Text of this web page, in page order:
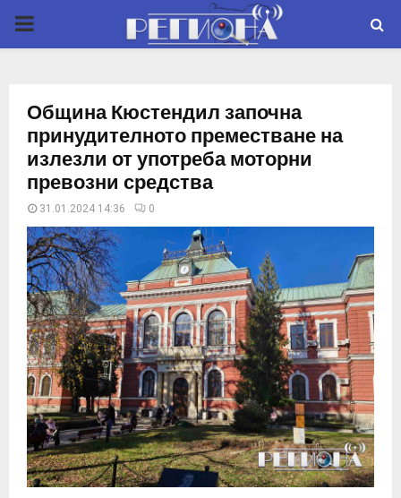
P
M
A
R
Y
M
E
N
Община Кюстендил започна
принудителното преместване на
излезли от употреба моторни
превозни средства
31.01.2024 14:36 0